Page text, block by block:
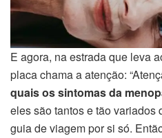
E agora, na estrada que leva
placa chama a atenção:
quais os sintomas da
eles são tantos e tão variados
guia de viagem por si só.